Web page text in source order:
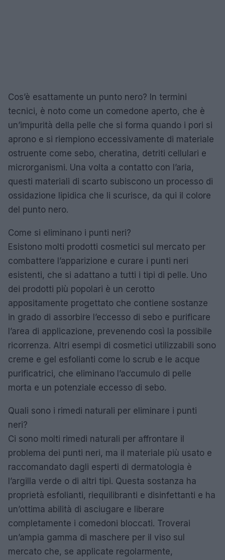
Cos’è esattamente un punto nero? In termini
tecnici, è noto come un comedone aperto, che è
un’impurità della pelle che si forma quando i pori si
aprono e si riempiono eccessivamente di materiale
ostruente come sebo, cheratina, detriti cellulari e
microrganismi. Una volta a contatto con l’aria,
questi materiali di scarto subiscono un processo di
ossidazione lipidica che li scurisce, da qui il colore
del punto nero.
Come si eliminano i punti neri?
Esistono molti prodotti cosmetici sul mercato per
combattere l’apparizione e curare i punti neri
esistenti, che si adattano a tutti i tipi di pelle. Uno
dei prodotti più popolari è un cerotto
appositamente progettato che contiene sostanze
in grado di assorbire l’eccesso di sebo e purificare
l’area di applicazione, prevenendo così la possibile
ricorrenza. Altri esempi di cosmetici utilizzabili sono
creme e gel esfolianti come lo scrub e le acque
purificatrici, che eliminano l’accumulo di pelle
morta e un potenziale eccesso di sebo.
Quali sono i rimedi naturali per eliminare i punti
neri?
Ci sono molti rimedi naturali per affrontare il
problema dei punti neri, ma il materiale più usato e
raccomandato dagli esperti di dermatologia è
l’argilla verde o di altri tipi. Questa sostanza ha
proprietà esfolianti, riequilibranti e disinfettanti e ha
un’ottima abilità di asciugare e liberare
completamente i comedoni bloccati. Troverai
un’ampia gamma di maschere per il viso sul
mercato che, se applicate regolarmente,